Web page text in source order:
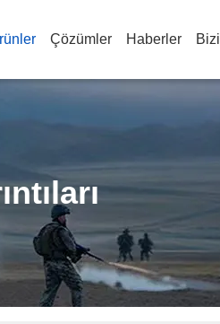
Çözümler Haberler